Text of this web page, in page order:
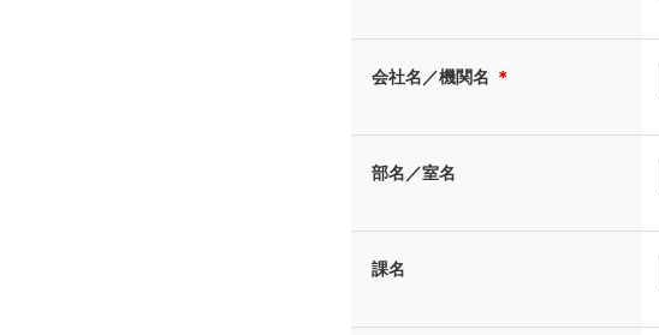
会社名／機関名 ＊
部名／室名
課名